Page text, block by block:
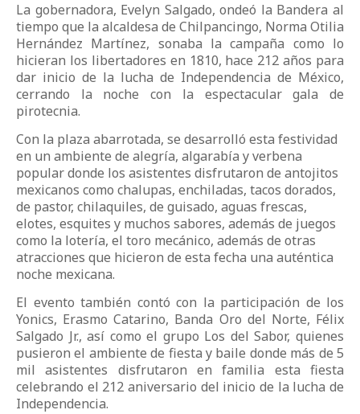
La gobernadora, Evelyn Salgado, ondeó la Bandera al
tiempo que la alcaldesa de Chilpancingo, Norma Otilia
Hernández Martínez, sonaba la campaña como lo
hicieran los libertadores en 1810, hace 212 años para
dar inicio de la lucha de Independencia de México,
cerrando la noche con la espectacular gala de
pirotecnia.
Con la plaza abarrotada, se desarrolló esta festividad
en un ambiente de alegría, algarabía y verbena
popular donde los asistentes disfrutaron de antojitos
mexicanos como chalupas, enchiladas, tacos dorados,
de pastor, chilaquiles, de guisado, aguas frescas,
elotes, esquites y muchos sabores, además de juegos
como la lotería, el toro mecánico, además de otras
atracciones que hicieron de esta fecha una auténtica
noche mexicana.
El evento también contó con la participación de los
Yonics, Erasmo Catarino, Banda Oro del Norte, Félix
Salgado Jr., así como el grupo Los del Sabor, quienes
pusieron el ambiente de fiesta y baile donde más de 5
mil asistentes disfrutaron en familia esta fiesta
celebrando el 212 aniversario del inicio de la lucha de
Independencia.